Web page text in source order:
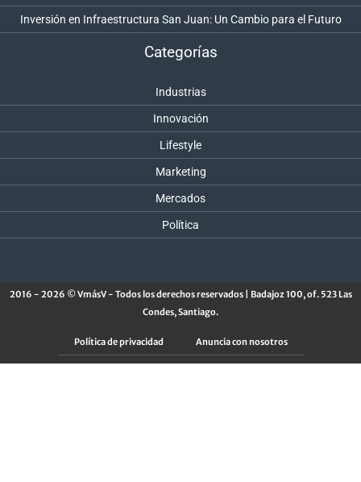
Inversión en Infraestructura San Juan: Un Cambio para el Futuro
Categorías
Industrias
Innovación
Lifestyle
Marketing
Mercados
Política
2016 - 2026 © VmásV - Todos los derechos reservados | Badajoz 100, of. 523 Las
Condes, Santiago.
Política de privacidad Anuncia con nosotros